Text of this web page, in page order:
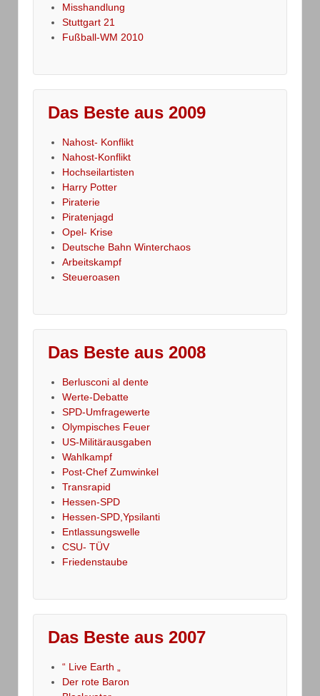
Misshandlung
Stuttgart 21
Fußball-WM 2010
Das Beste aus 2009
Nahost- Konflikt
Nahost-Konflikt
Hochseilartisten
Harry Potter
Piraterie
Piratenjagd
Opel- Krise
Deutsche Bahn Winterchaos
Arbeitskampf
Steueroasen
Das Beste aus 2008
Berlusconi al dente
Werte-Debatte
SPD-Umfragewerte
Olympisches Feuer
US-Militärausgaben
Wahlkampf
Post-Chef Zumwinkel
Transrapid
Hessen-SPD
Hessen-SPD,Ypsilanti
Entlassungswelle
CSU- TÜV
Friedenstaube
Das Beste aus 2007
“ Live Earth „
Der rote Baron